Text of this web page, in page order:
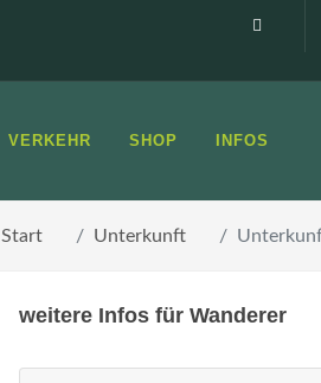
VERKEHR SHOP INFOS
Start Unterkunft
weitere Infos für Wanderer